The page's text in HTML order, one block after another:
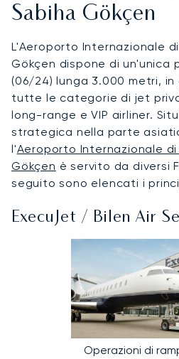
Sabiha Gökçen
L'Aeroporto Internazionale
Gökçen dispone di un'unica
(06/24) lunga 3.000 metri,
tutte le categorie di jet
long-range e VIP airliner.
strategica nella parte
l'Aeroporto Internazionale
Gökçen è servito da diversi
seguito sono elencati i
ExecuJet / Bilen Air
Operazioni di